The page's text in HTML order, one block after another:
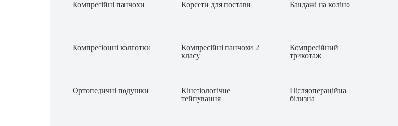
Компресійні панчохи Корсети для постави Бандажі на коліно
Компресіонні колготки
Компресійні панчохи 2
класу
Компресійний
трикотаж
Ортопедичні подушки
Кінезіологічне
тейпування
Післяопераційна
білизна